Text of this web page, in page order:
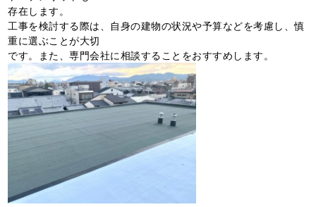
存在します。
工事を検討する際は、自身の建物の状況や予算などを考慮し、慎
重に選ぶことが大切
です。また、専門会社に相談することをおすすめします。